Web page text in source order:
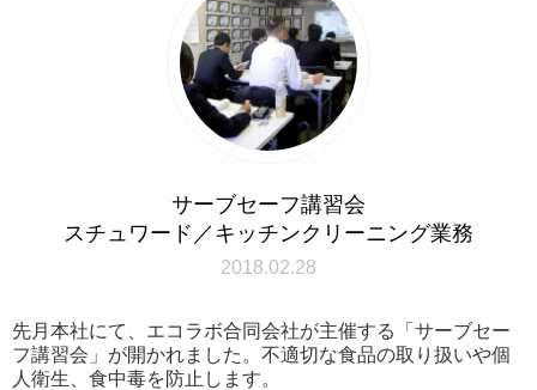
サーブセーフ講習会
スチュワード／キッチンクリーニング業務
2018.02.28
先月本社にて、エコラボ合同会社が主催する「サーブセー
フ講習会」が開かれました。不適切な食品の取り扱いや個
人衛生、食中毒を防止します。